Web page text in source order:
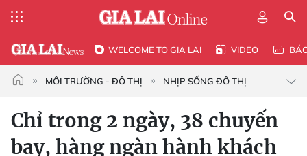
WELCOME TO GIA LAI VIDEO
MÔI TRƯỜNG - ĐÔ THỊ NHỊP SỐNG ĐÔ THỊ
Chỉ trong 2 ngày, 38 chuyến
bay, hàng ngàn hành khách